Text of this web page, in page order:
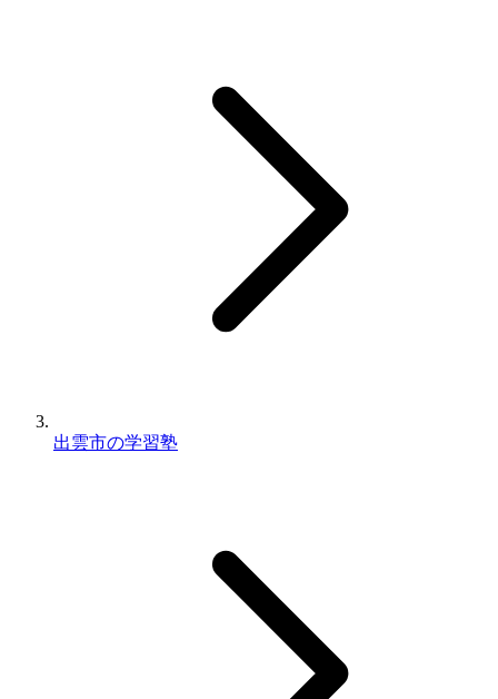
出雲市の学習塾